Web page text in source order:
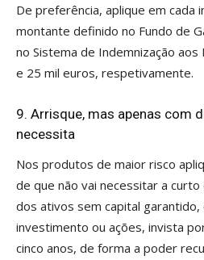
De preferência, aplique em cada
montante definido no Fundo de
no Sistema de Indemnização
e 25 mil euros, respetivamente.
9. Arrisque, mas apenas com
necessita
Nos produtos de maior risco
de que não vai necessitar a
dos ativos sem capital garantido,
investimento ou ações, invista
cinco anos, de forma a poder